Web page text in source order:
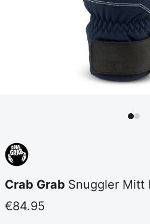
Crab Grab Snuggler Mitt
€84.95